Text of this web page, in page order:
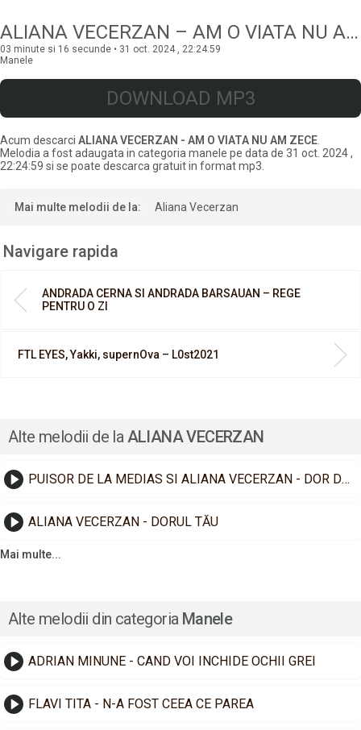
ALIANA VECERZAN – AM O VIATA NU AM ZECE
03 minute si 16 secunde • 31 oct. 2024 , 22:24:59
Manele
DOWNLOAD MP3
Acum descarci ALIANA VECERZAN - AM O VIATA NU AM ZECE
Melodia a fost adaugata in categoria manele pe data de 31 oct. 2024 ,
22:24:59 si se poate descarca gratuit in format mp3.
Mai multe melodii de la: Aliana Vecerzan
Navigare rapida
ANDRADA CERNA SI ANDRADA BARSAUAN – REGE
PENTRU O ZI
FTL EYES, Yakki, supernOva – L0st2021
Alte melodii de laALIANA VECERZAN
PUISOR DE LA MEDIAS SI ALIANA VECERZAN - DOR DE TINE
ALIANA VECERZAN - DORUL TĂU
Mai multe...
Alte melodii din categoria Manele
ADRIAN MINUNE - CAND VOI INCHIDE OCHII GREI
FLAVI TITA - N-A FOST CEEA CE PAREA